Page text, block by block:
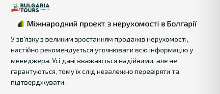
Міжнародний проект з нерухомості в Болгарії
У зв'язку з великим зростанням продажів нерухомості,
настійно рекомендується уточнювати всю інформацію у
менеджера. Усі дані вважаються надійними, але не
гарантуються, тому їх слід незалежно перевіряти та
підтверджувати.